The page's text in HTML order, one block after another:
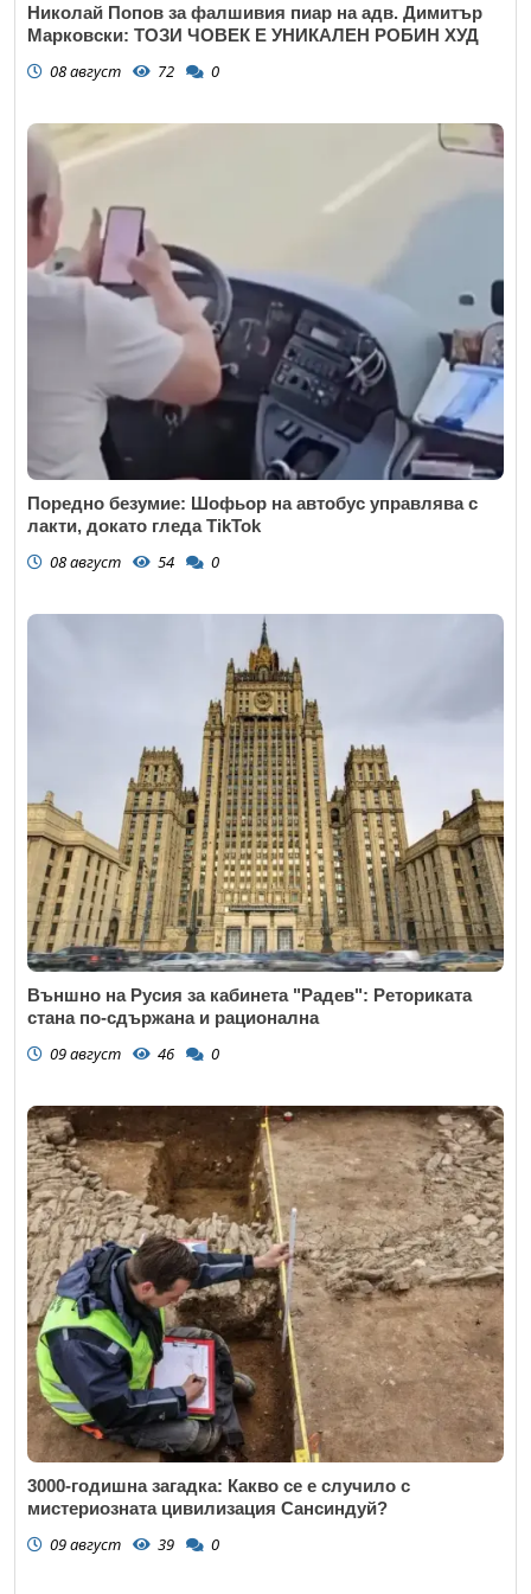
Николай Попов за фалшивия пиар на адв. Димитър
Марковски: ТОЗИ ЧОВЕК Е УНИКАЛЕН РОБИН ХУД
08 август 72 0
Поредно безумие: Шофьор на автобус управлява с
лакти, докато гледа TikTok
08 август 54 0
Външно на Русия за кабинета "Радев": Реториката
стана по-сдържана и рационална
09 август 46 0
3000-годишна загадка: Какво се е случило с
мистериозната цивилизация Сансиндуй?
09 август 39 0